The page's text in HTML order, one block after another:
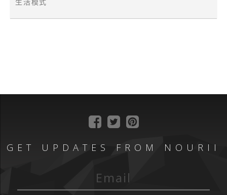
GET UPDATES FROM NOURII